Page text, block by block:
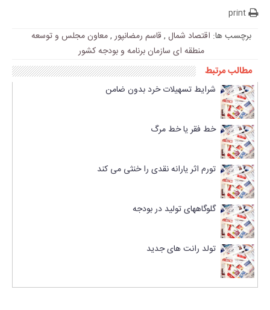
print
برچسب ها: اقتصاد شمال , قاسم رمضانپور,معاون مجلس و توسعه
منطقه ای سازمان برنامه و بودجه کشور
مطالب مرتبط
شرایط تسهیلات خرد بدون ضامن
خط فقر یا خط مرگ
تورم اثر یارانه نقدی را خنثی می کند
گلوگاههای تولید در بودجه
تولد رانت های جدید